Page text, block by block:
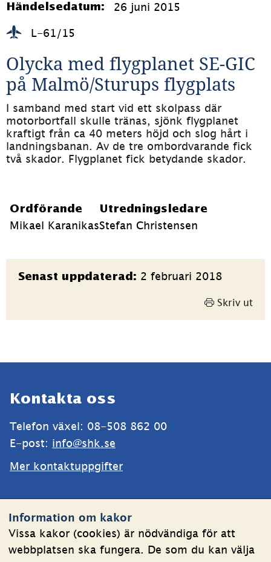
Information om kakor
Vissa kakor (cookies) är nödvändiga för att
webbplatsen ska fungera. De som du kan välja
Händelsedatum: 26 juni 2015
L-61/15
Olycka med flygplanet SE-GIC
på Malmö/Sturups flygplats
I samband med start vid ett skolpass där
motorbortfall skulle tränas, sjönk flygplanet
kraftigt från ca 40 meters höjd och slog hårt i
landningsbanan. Av de tre ombordvarande fick
två skador. Flygplanet fick betydande skador.
Ordförande
Mikael Karanikas
Utredningsledare
Stefan Christensen
Sidinformation
Senast uppdaterad: 2 februari 2018
Skriv ut
Kontakta oss
Telefon växel: 08-508 862 00
E-post: info@shk.se
Mer kontaktuppgifter
Om kakor
Behandling av personuppgifter